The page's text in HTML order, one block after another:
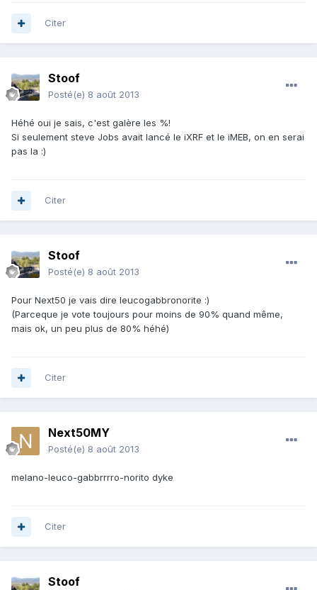
Citer
Stoof
Posté(e) 8 août 2013
Héhé oui je sais, c'est galère les %!
Si seulement steve Jobs avait lancé le iXRF et le iMEB, on en serai
pas la :)
Citer
Stoof
Posté(e) 8 août 2013
Pour Next50 je vais dire leucogabbronorite :)
(Parceque je vote toujours pour moins de 90% quand même,
mais ok, un peu plus de 80% héhé)
Citer
Next50MY
Posté(e) 8 août 2013
melano-leuco-gabbrrrro-norito dyke
Citer
Stoof